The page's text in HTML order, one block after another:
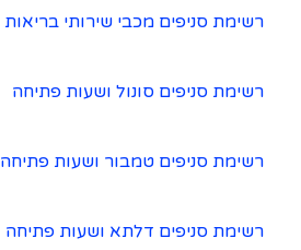
רשימת סניפים מכבי שירותי
רשימת סניפים סונול ושעות פתיחה
רשימת סניפים טמבור ושעות פתיחה
רשימת סניפים דלתא ושעות פתיחה